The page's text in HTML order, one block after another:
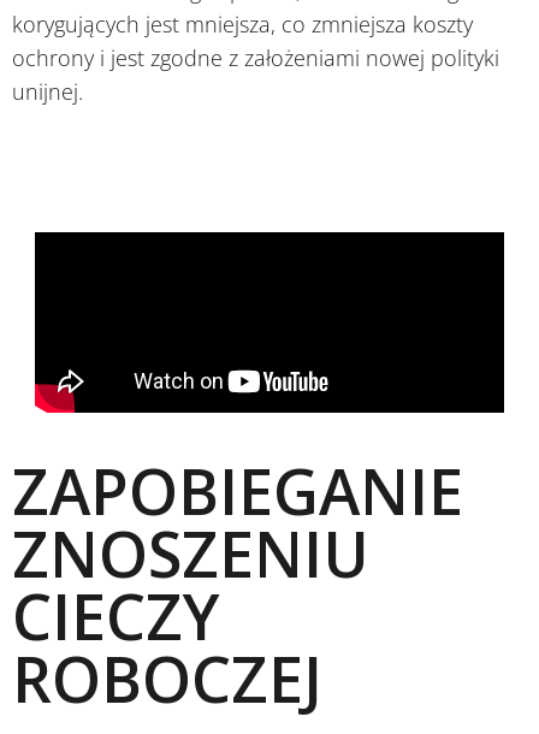
korygujących jest mniejsza, co zmniejsza koszty
ochrony i jest zgodne z założeniami nowej polityki
unijnej.
ZAPOBIEGANIE
ZNOSZENIU
CIECZY
ROBOCZEJ